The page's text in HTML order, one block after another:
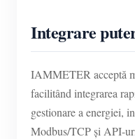
Integrare
IAMMETER acceptă
facilitând integrarea
gestionare a energiei,
Modbus/TCP și API-